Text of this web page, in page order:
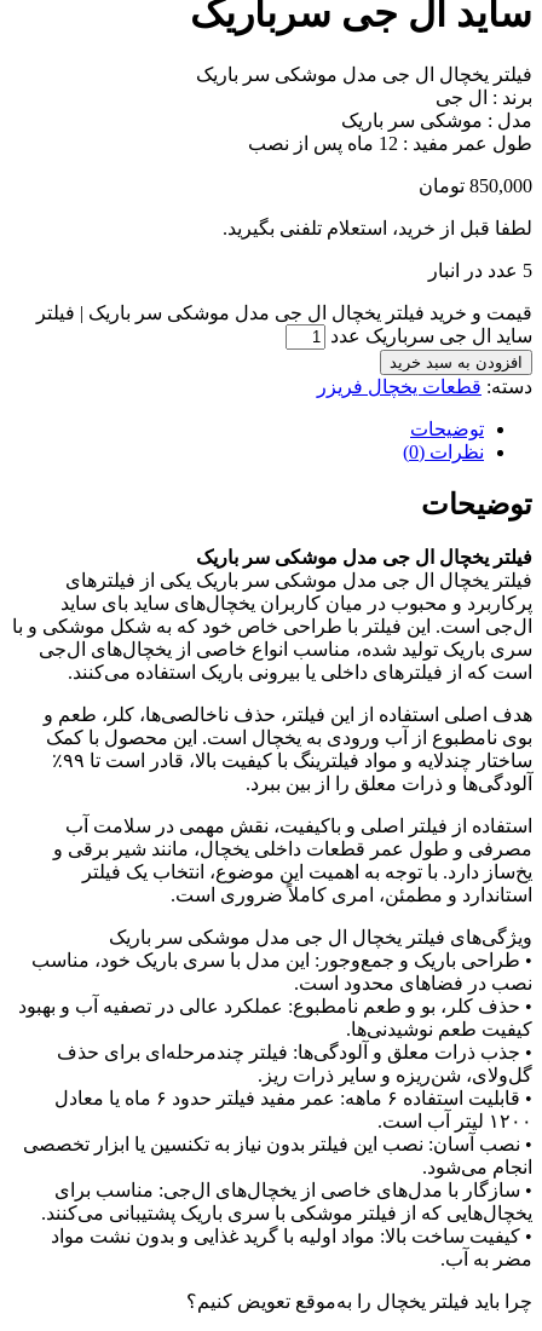
ساید ال جی سرباریک
فیلتر یخچال ال جی مدل موشکی سر باریک
برند : ال جی
مدل : موشکی سر باریک
طول عمر مفید : 12 ماه پس از نصب
850,000 تومان
لطفا قبل از خرید، استعلام تلفنی بگیرید.
5 عدد در انبار
قیمت و خرید فیلتر یخچال ال جی مدل موشکی سر باریک | فیلتر
ساید ال جی سرباریک عدد
افزودن به سبد خرید
دسته: قطعات یخچال فریزر
توضیحات
نظرات (0)
توضیحات
فیلتر یخچال ال جی مدل موشکی سر باریک
فیلتر یخچال ال جی مدل موشکی سر باریک یکی از فیلترهای
پرکاربرد و محبوب در میان کاربران یخچال‌های ساید بای ساید
ال‌جی است. این فیلتر با طراحی خاص خود که به شکل موشکی و با
سری باریک تولید شده، مناسب انواع خاصی از یخچال‌های ال‌جی
است که از فیلترهای داخلی یا بیرونی باریک استفاده می‌کنند.
هدف اصلی استفاده از این فیلتر، حذف ناخالصی‌ها، کلر، طعم و
بوی نامطبوع از آب ورودی به یخچال است. این محصول با کمک
ساختار چندلایه و مواد فیلترینگ با کیفیت بالا، قادر است تا ۹۹٪
آلودگی‌ها و ذرات معلق را از بین ببرد.
استفاده از فیلتر اصلی و باکیفیت، نقش مهمی در سلامت آب
مصرفی و طول عمر قطعات داخلی یخچال، مانند شیر برقی و
یخ‌ساز دارد. با توجه به اهمیت این موضوع، انتخاب یک فیلتر
استاندارد و مطمئن، امری کاملاً ضروری است.
ویژگی‌های فیلتر یخچال ال جی مدل موشکی سر باریک
• طراحی باریک و جمع‌وجور: این مدل با سری باریک خود، مناسب
نصب در فضاهای محدود است.
• حذف کلر، بو و طعم نامطبوع: عملکرد عالی در تصفیه آب و بهبود
کیفیت طعم نوشیدنی‌ها.
• جذب ذرات معلق و آلودگی‌ها: فیلتر چندمرحله‌ای برای حذف
گل‌ولای، شن‌ریزه و سایر ذرات ریز.
• قابلیت استفاده ۶ ماهه: عمر مفید فیلتر حدود ۶ ماه یا معادل
۱۲۰۰ لیتر آب است.
• نصب آسان: نصب این فیلتر بدون نیاز به تکنسین یا ابزار تخصصی
انجام می‌شود.
• سازگار با مدل‌های خاصی از یخچال‌های ال‌جی: مناسب برای
یخچال‌هایی که از فیلتر موشکی با سری باریک پشتیبانی می‌کنند.
• کیفیت ساخت بالا: مواد اولیه با گرید غذایی و بدون نشت مواد
مضر به آب.
چرا باید فیلتر یخچال را به‌موقع تعویض کنیم؟